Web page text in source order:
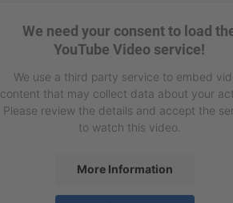
We need your consent to load
YouTube Video service!
We use a third party service to embed
content that may collect data about your
Please review the details and accept the
to watch this video.
More Information